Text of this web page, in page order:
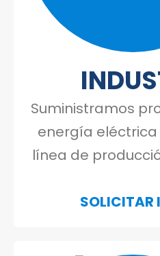
Industrial
Construcción
Suministramos
energía
línea de
SOLICITAR